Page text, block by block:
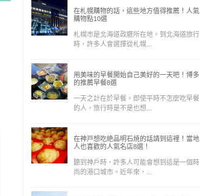
在札幌購物的話，這些地方值得推薦！人氣
購物點10選
札幌市是北海道政廳所在地。到北海道旅行
時，許多人會選擇從札幌...
用美味的早餐開始自己美好的一天吧！博多
的推薦早餐8選
一天之計在於早餐。即使平時不怎麼吃早餐
的人，旅行時是不是也想...
在神戸想吃絶品明石焼的話請到這裡！當地
人也喜歡的人氣名店8選！
聽到神戶時，許多人可能會想到這是一個時
尚的港口城市。近年來，...